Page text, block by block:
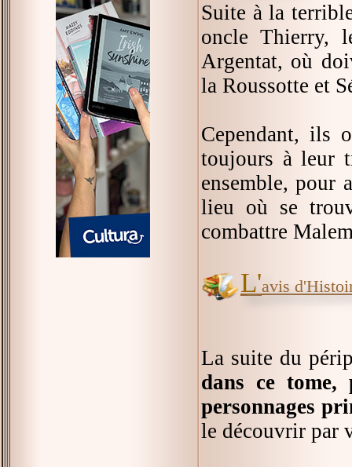
Suite à la
oncle Thierry,
Argentat, où
la Roussotte et
Cependant, ils
toujours à leur
ensemble, pour
lieu où se
combattre
L'avis
La suite du
dans ce tome,
personnages
le découvrir par